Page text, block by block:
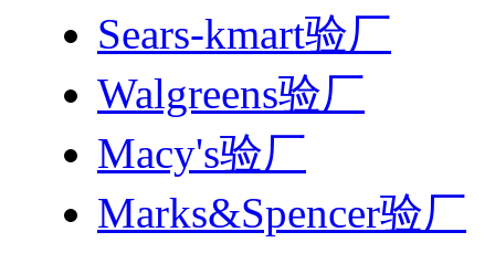
Sears-kmart验厂
Walgreens验厂
Macy's验厂
Marks&Spencer验厂